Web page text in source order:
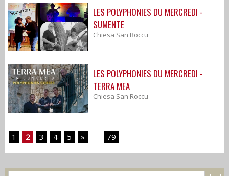
LES POLYPHONIES DU MERCREDI -
SUMENTE
Chiesa San Roccu
LES POLYPHONIES DU MERCREDI -
TERRA MEA
Chiesa San Roccu
1 2 3 4 5 » 79